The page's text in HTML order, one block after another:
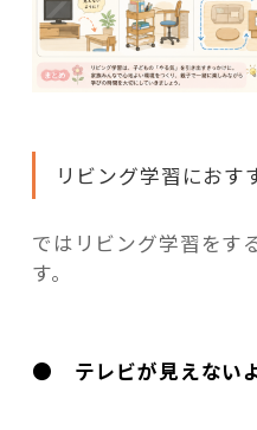
リビング学習におす
ではリビング学習をす
す。
● テレビが見えない